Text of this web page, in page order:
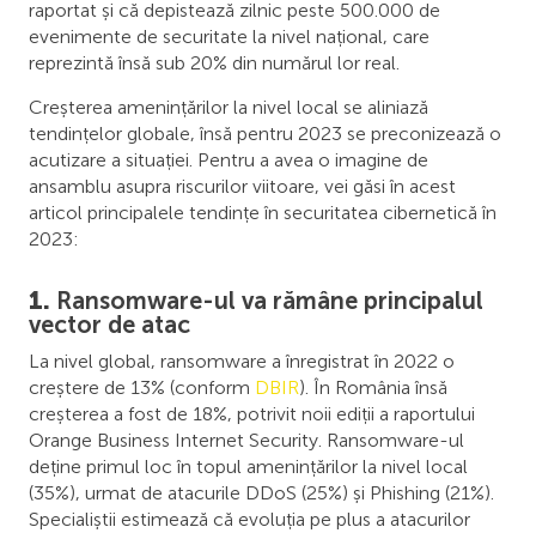
raportat și că depistează zilnic peste 500.000 de
evenimente de securitate la nivel național, care
reprezintă însă sub 20% din numărul lor real.
Creșterea amenințărilor la nivel local se aliniază
tendințelor globale, însă pentru 2023 se preconizează o
acutizare a situației. Pentru a avea o imagine de
ansamblu asupra riscurilor viitoare, vei găsi în acest
articol principalele tendințe în securitatea cibernetică în
2023:
1. Ransomware-ul va rămâne principalul
vector de atac
La nivel global, ransomware a înregistrat în 2022 o
creștere de 13% (conform DBIR). În România însă
creșterea a fost de 18%, potrivit noii ediții a raportului
Orange Business Internet Security. Ransomware-ul
deține primul loc în topul amenințărilor la nivel local
(35%), urmat de atacurile DDoS (25%) și Phishing (21%).
Specialiștii estimează că evoluția pe plus a atacurilor